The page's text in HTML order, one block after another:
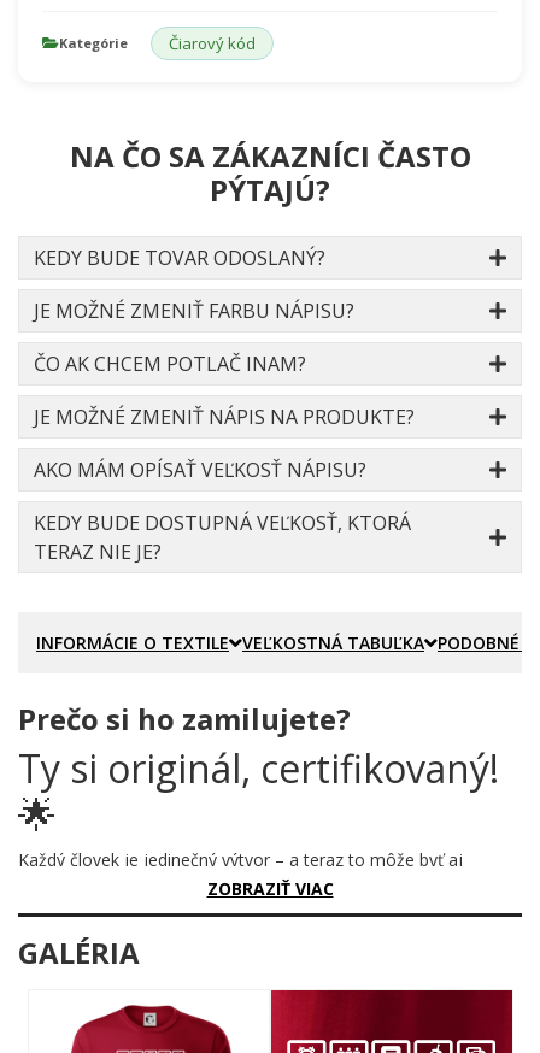
Kategórie Čiarový kód
NA ČO SA ZÁKAZNÍCI ČASTO
PÝTAJÚ?
KEDY BUDE TOVAR ODOSLANÝ?
JE MOŽNÉ ZMENIŤ FARBU NÁPISU?
ČO AK CHCEM POTLAČ INAM?
JE MOŽNÉ ZMENIŤ NÁPIS NA PRODUKTE?
AKO MÁM OPÍSAŤ VEĽKOSŤ NÁPISU?
KEDY BUDE DOSTUPNÁ VEĽKOSŤ, KTORÁ
TERAZ NIE JE?
INFORMÁCIE O TEXTILE VEĽKOSTNÁ TABUĽKA PODOBNÉ
Prečo si ho zamilujete?
Ty si originál, certifikovaný!
🌟
Každý človek je jedinečný výtvor – a teraz to môže byť aj
oficiálne potvrdené. Tento motív pretvára tú najdôležitejšiu
osobu vo vašom živote na dokonale označený produkt s
vlastným názvom, vlastnými vlastnosťami a čiarovým kódom
pravosti. Pretože niektoré veci sú jednoducho nenahraditeľné.
Prečo je tento motív úžasný?
ZOBRAZIŤ VIAC
GALÉRIA